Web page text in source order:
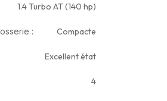
1.4 Turbo AT (140 hp)
: Compacte
Excellent état
4